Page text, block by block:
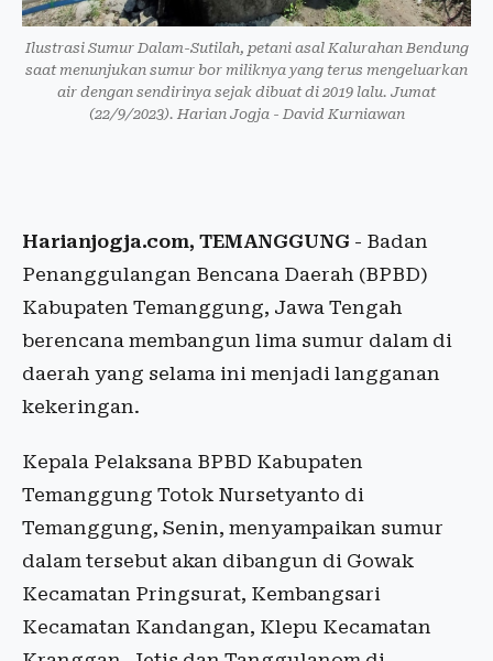
Ilustrasi Sumur Dalam-Sutilah, petani asal Kalurahan Bendung
saat menunjukan sumur bor miliknya yang terus mengeluarkan
air dengan sendirinya sejak dibuat di 2019 lalu. Jumat
(22/9/2023). Harian Jogja - David Kurniawan
Harianjogja.com, TEMANGGUNG - Badan
Penanggulangan Bencana Daerah (BPBD)
Kabupaten Temanggung, Jawa Tengah
berencana membangun lima sumur dalam di
daerah yang selama ini menjadi langganan
kekeringan.
Kepala Pelaksana BPBD Kabupaten
Temanggung Totok Nursetyanto di
Temanggung, Senin, menyampaikan sumur
dalam tersebut akan dibangun di Gowak
Kecamatan Pringsurat, Kembangsari
Kecamatan Kandangan, Klepu Kecamatan